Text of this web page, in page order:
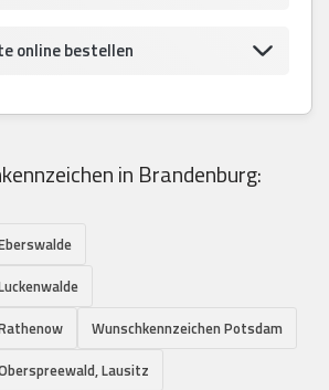
online bestellen
in Brandenburg:
Wunschkennzeichen Potsdam
Lausitz